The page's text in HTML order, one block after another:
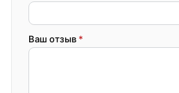
Ваш отзыв *